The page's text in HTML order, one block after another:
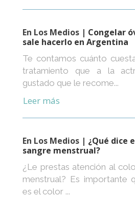
En Los Medios | Congelar
sale hacerlo en Argentina
Te contamos cuánto
tratamiento que a la
gustado que le recome...
Leer más
En Los Medios | ¿Qué dice
sangre menstrual?
¿Le prestas atención al
menstrual? Es importante
es el color ...